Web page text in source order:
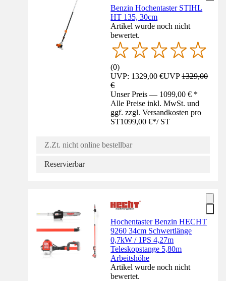
Benzin Hochentaster STIHL
HT 135, 30cm
Artikel wurde noch nicht
bewertet.
(0)
UVP: 1329,00 €UVP1329,00
€
Unser Preis — 1099,00 € *
Alle Preise inkl. MwSt. und
ggf. zzgl. Versandkosten pro
ST1099,00 €*/ ST
Z.Zt. nicht online bestellbar
Reservierbar
Hochentaster Benzin HECHT
9260 34cm Schwertlänge
0,7kW / 1PS 4,27m
Teleskopstange 5,80m
Arbeitshöhe
Artikel wurde noch nicht
bewertet.